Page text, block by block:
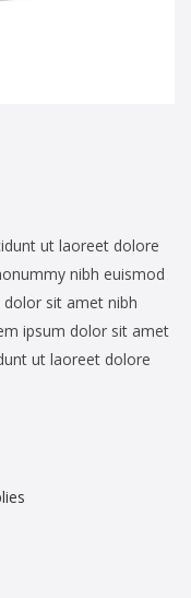
ut laoreet dolore
nibh euismod
sit amet nibh
ipsum dolor sit amet
ut laoreet dolore